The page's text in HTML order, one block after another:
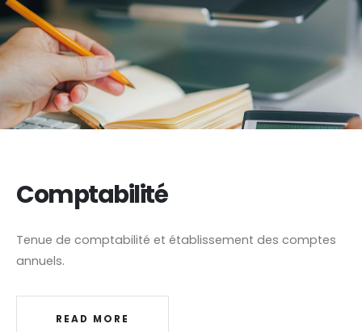
Comptabilité
Tenue de comptabilité et établissement des comptes
annuels.
READ MORE